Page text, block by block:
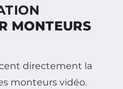
MONTEURS
directement la
monteurs vidéo.